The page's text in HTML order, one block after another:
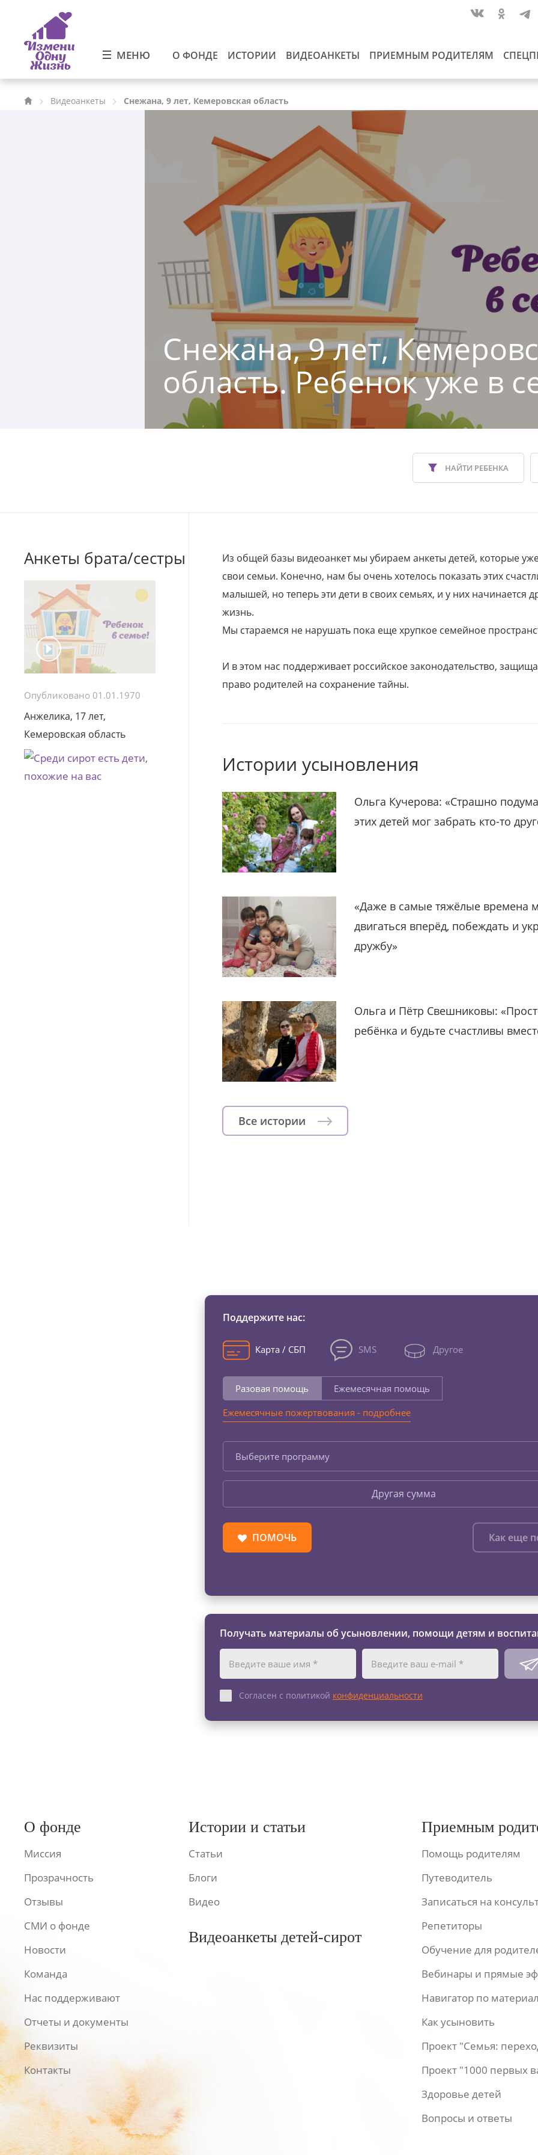
МЕНЮ О ФОНДЕ ИСТОРИИ ВИДЕОАНКЕТЫ ПРИЕМНЫМ РОДИТЕЛЯМ
Видеоанкеты Снежана, 9 лет, Кемеровская область
Снежана, 9 лет,
область. Ребенок уже в
НАЙТИ РЕБЕНКА
Анкеты брата/сестры
Опубликовано 01.01.1970
Анжелика, 17 лет,
Кемеровская область
Из общей базы видеоанкет мы убираем анкеты детей, которые
свои семьи. Конечно, нам бы очень хотелось показать этих
малышей, но теперь эти дети в своих семьях, и у них начинается
жизнь.
Мы стараемся не нарушать пока еще хрупкое семейное
И в этом нас поддерживает российское законодательство,
право родителей на сохранение тайны.
Истории усыновления
Ольга Кучерова: «Страшно
этих детей мог забрать кто-то
«Даже в самые тяжёлые времена
двигаться вперёд, побеждать и
дружбу»
Ольга и Пётр Свешниковы:
ребёнка и будьте счастливы
Все истории
Поддержите нас:
Карта / СБП SMS Другое
Разовая помощь
Ежемесячная помощь
Ежемесячные пожертвования - подробнее
Выберите программу
Другая сумма
ПОМОЧЬ Как еще
Получать материалы об усыновлении, помощи детям и
Согласен с политикой конфиденциальности
О фонде
Миссия
Прозрачность
Отзывы
СМИ о фонде
Новости
Команда
Нас поддерживают
Отчеты и документы
Реквизиты
Контакты
Истории и статьи
Статьи
Блоги
Видео
Видеоанкеты детей-сирот
Приемным
Помощь родителям
Путеводитель
Записаться на
Репетиторы
Обучение для
Вебинары и прямые
Навигатор по
Как усыновить
Проект "Семья:
Проект "1000 первых
Здоровье детей
Вопросы и ответы